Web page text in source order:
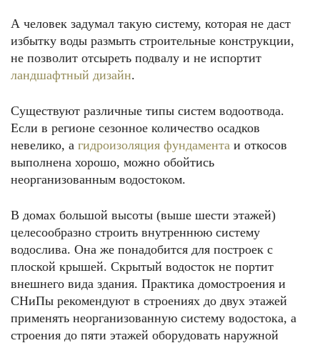
А человек задумал такую систему, которая не даст
избытку воды размыть строительные конструкции,
не позволит отсыреть подвалу и не испортит
ландшафтный дизайн.
Существуют различные типы систем водоотвода.
Если в регионе сезонное количество осадков
невелико, а гидроизоляция фундамента и откосов
выполнена хорошо, можно обойтись
неорганизованным водостоком.
В домах большой высоты (выше шести этажей)
целесообразно строить внутреннюю систему
водослива. Она же понадобится для построек с
плоской крышей. Скрытый водосток не портит
внешнего вида здания. Практика домостроения и
СНиПы рекомендуют в строениях до двух этажей
применять неорганизованную систему водостока, а
строения до пяти этажей оборудовать наружной